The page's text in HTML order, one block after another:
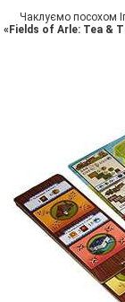
Чаклуємо посохом
«Fields of Arle: Tea &